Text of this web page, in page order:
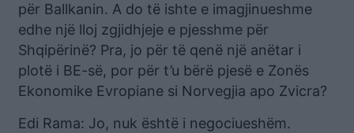
për Ballkanin. A do të ishte e imagjinueshme
edhe një lloj zgjidhjeje e pjesshme për
Shqipërinë? Pra, jo për të qenë një anëtar i
plotë i BE-së, por për t’u bërë pjesë e Zonës
Ekonomike Evropiane si Norvegjia apo Zvicra?
Edi Rama: Jo, nuk është i negociueshëm.